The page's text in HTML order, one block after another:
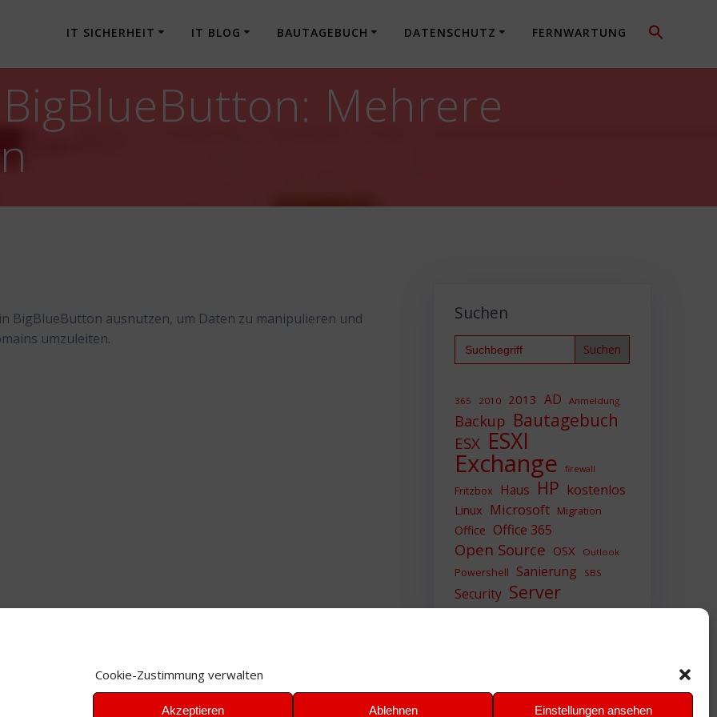
Cookie-Zustimmung verwalten
Akzeptieren Ablehnen Einstellungen ansehen
IT SICHERHEIT IT BLOG BAUTAGEBUCH DATENSCHUTZ FERNWARTUNG
Mehrere
BigBlueButton ausnutzen, um Daten zu manipulieren und
umzuleiten.
Suchen
Search
for:
365 2010 2013 AD Anmeldung
Backup Bautagebuch
ESX ESXI
Exchange firewall
Fritzbox Haus HP kostenlos
Linux Microsoft Migration
Office Office 365
Open Source OSX Outlook
Powershell Sanierung SBS
Security Server
Sicherheit SIEM
VMWare VPN WAZUH